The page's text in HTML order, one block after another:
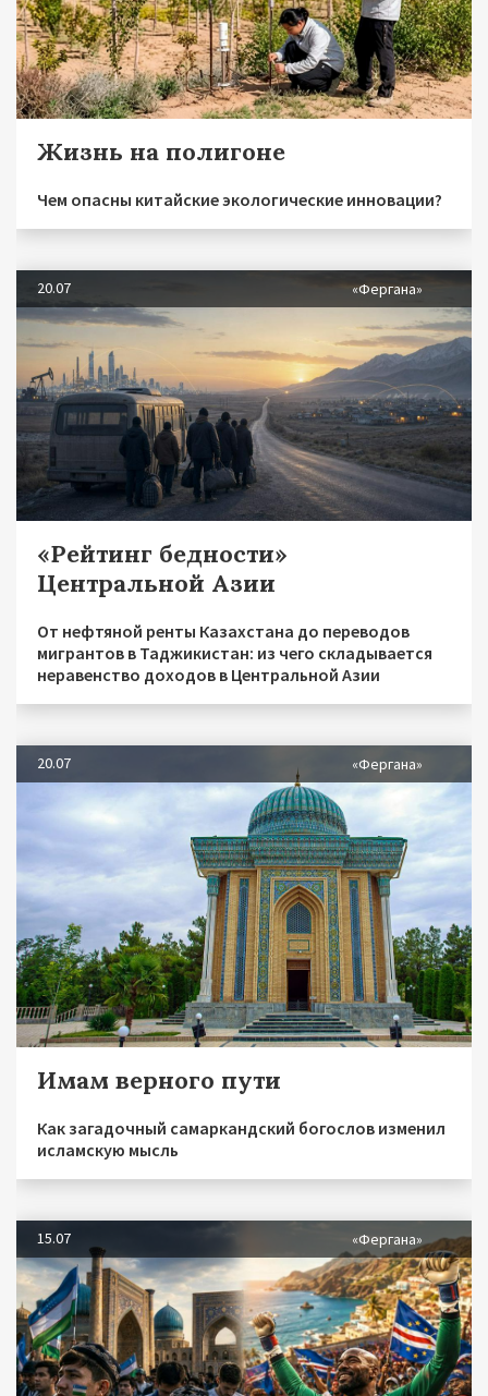
Жизнь на полигоне
Чем опасны китайские экологические инновации?
20.07 «Фергана»
«Рейтинг бедности»
Центральной Азии
От нефтяной ренты Казахстана до переводов
мигрантов в Таджикистан: из чего складывается
неравенство доходов в Центральной Азии
20.07 «Фергана»
Имам верного пути
Как загадочный самаркандский богослов изменил
исламскую мысль
15.07 «Фергана»